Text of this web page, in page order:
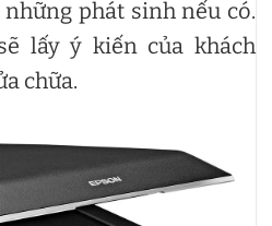
phát sinh nếu có.
lấy ý kiến của khách
chữa.